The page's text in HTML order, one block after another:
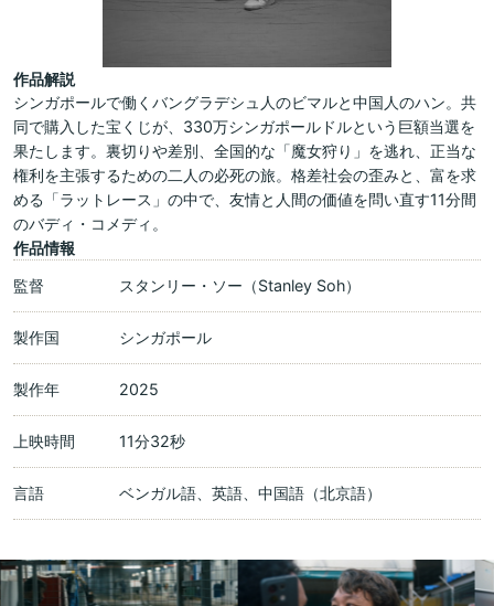
作品解説
シンガポールで働くバングラデシュ人のビマルと中国人のハン。共
同で購入した宝くじが、330万シンガポールドルという巨額当選を
果たします。裏切りや差別、全国的な「魔女狩り」を逃れ、正当な
権利を主張するための二人の必死の旅。格差社会の歪みと、富を求
める「ラットレース」の中で、友情と人間の価値を問い直す11分間
のバディ・コメディ。
作品情報
監督
スタンリー・ソー（Stanley Soh）
製作国 シンガポール
製作年 2025
上映時間 11分32秒
言語 ベンガル語、英語、中国語（北京語）